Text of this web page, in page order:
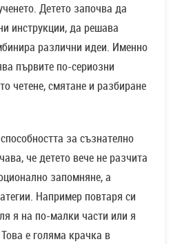
Детето започва да
инструкции, да решава
различни идеи. Именно
първите по-сериозни
четене, смятане и разбиране
за съзнателно
че детето вече не разчита
запомняне, а
Например повтаря си
я на по-малки части или я
е голяма крачка в